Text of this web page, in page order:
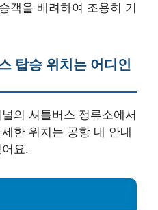
객을 배려하여 조용히 기
탑승 위치는 어디인
의 셔틀버스 정류소에서
한 위치는 공항 내 안내
요.